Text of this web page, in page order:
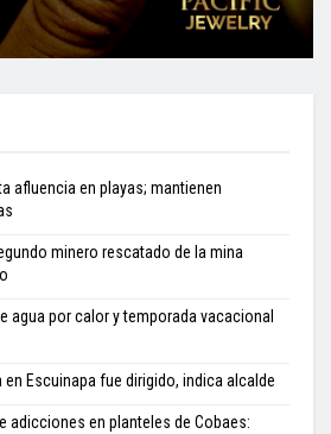
afluencia en playas; mantienen
minero rescatado de la mina
agua por calor y temporada vacacional
Escuinapa fue dirigido, indica alcalde
adicciones en planteles de Cobaes: